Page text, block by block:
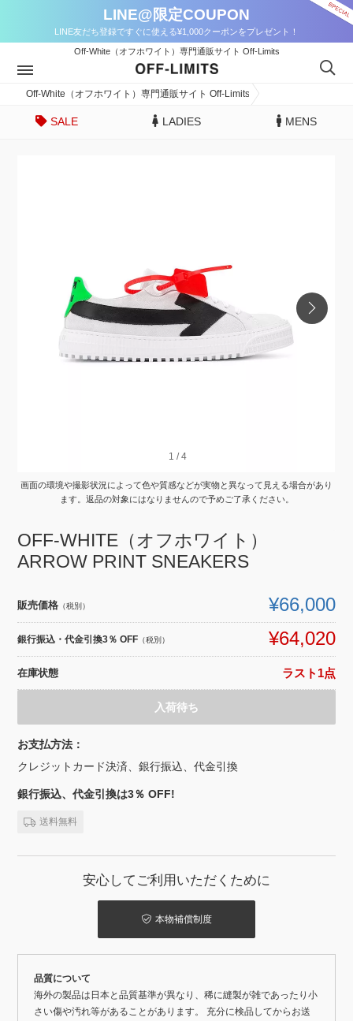
LINE@限定COUPON
LINE友だち登録ですぐに使える¥1,000クーポンをプレゼント！
Off-White（オフホワイト）専門通販サイト Off-Limits
Off-White（オフホワイト）専門通販サイト Off-Limits
SALE LADIES MENS
1 /4
1 /4
画面の環境や撮影状況によって色や質感などが実物と異なって見える場合があり
ます。返品の対象にはなりませんので予めご了承ください。
OFF-WHITE（オフホワイト）
ARROW PRINT SNEAKERS
販売価格 （税別） ¥66,000
銀行振込・代金引換3％ OFF （税別） ¥64,020
在庫状態 ラスト1点
入荷待ち
お支払方法：
クレジットカード決済、銀行振込、代金引換
銀行振込、代金引換は3％ OFF!
送料無料
安心してご利用いただくために
本物補償制度
品質について
海外の製品は日本と品質基準が異なり、稀に縫製が雑であったり小
さい傷や汚れ等があることがあります。 充分に検品してからお送